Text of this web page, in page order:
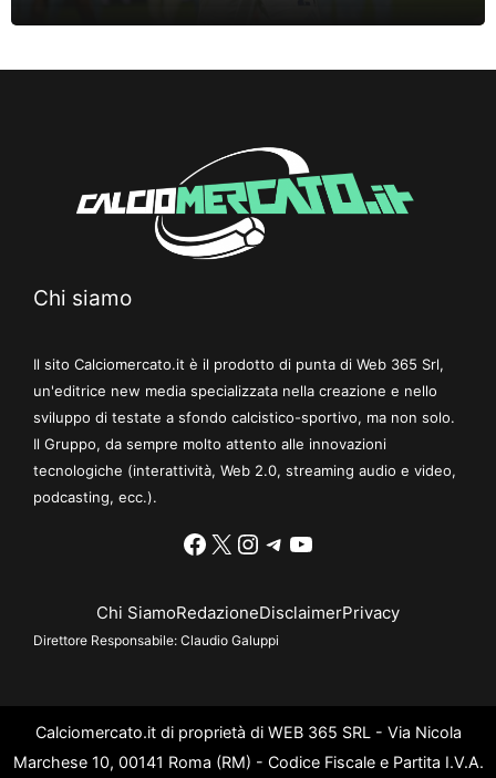
Chi siamo
Il sito Calciomercato.it è il prodotto di punta di Web 365 Srl,
un'editrice new media specializzata nella creazione e nello
sviluppo di testate a sfondo calcistico-sportivo, ma non solo.
Il Gruppo, da sempre molto attento alle innovazioni
tecnologiche (interattività, Web 2.0, streaming audio e video,
podcasting, ecc.).
Facebook
X Instagram
Telegram
YouTube
Chi SiamoRedazioneDisclaimerPrivacy
Direttore Responsabile: Claudio Galuppi
Calciomercato.it di proprietà di WEB 365 SRL - Via Nicola
Marchese 10, 00141 Roma (RM) - Codice Fiscale e Partita I.V.A.